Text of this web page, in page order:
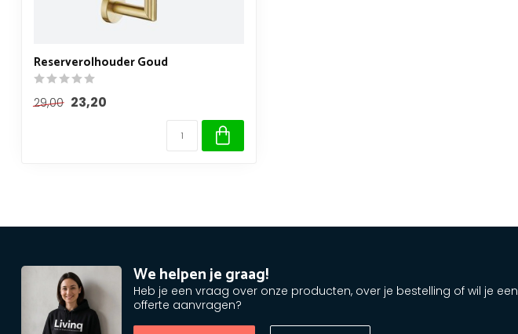
Reserverolhouder Goud
29,00 23,20
We helpen je graag!
Heb je een vraag over onze producten, over je bestelling of wil je een
offerte aanvragen?